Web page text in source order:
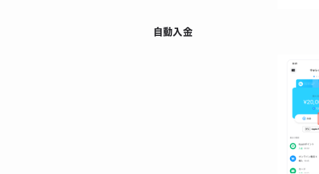
自動入金